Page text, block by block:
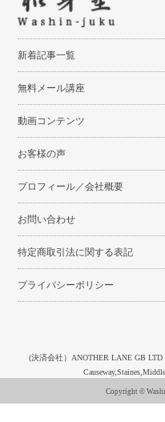
新着記事一覧
無料メール講座
動画コンテンツ
お客様の声
プロフィール／会社概要
お問い合わせ
特定商取引法に関する表記
プライバシーポリシー
(決済会社）ANOTHER LANE GB
Copyright ©